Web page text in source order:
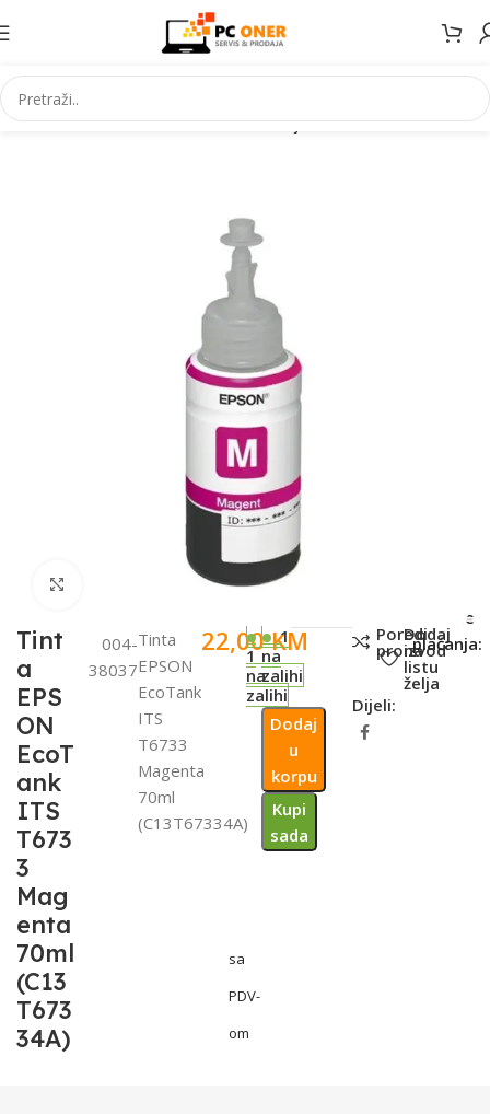
Početna Informatika Potrošni materijal Tinte
Tint
a
EPS
ON
EcoT
ank
ITS
T673
3
Mag
enta
70ml
(C13
T673
34A)
004-
38037
Tinta
EPSON
EcoTank
ITS
T6733
Magenta
70ml
(C13T67334A)
22,00KM
sa
PDV-
om
1
na
zalihi
1
na
zalihi
Dodaj
u
korpu
Kupi
sada
Poredi
proizvod
Dodaj
na
listu
želja
Dijeli:
Metode
plaćanja: